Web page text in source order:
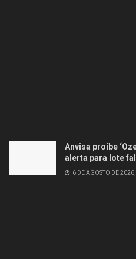
Anvisa proíbe
alerta para lote
6 DE AGOSTO DE